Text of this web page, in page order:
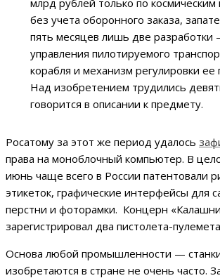
млрд рублей только по космическим
без учета оборонного заказа,
пять месяцев лишь две разработки
управления пилотируемого
корабля и механизм регулировки ее
Над изобретением трудились
говорится в описании к предмету.
Росатому за этот же период удалось
права на моноблочный компьютер. В
июнь чаще всего в России патентовали
этикеток, графические интерфейсы для
перстни и фоторамки. Концерн
зарегистрировал два пистолета-
Основа любой промышленности —
изобретаются в стране не очень часто.